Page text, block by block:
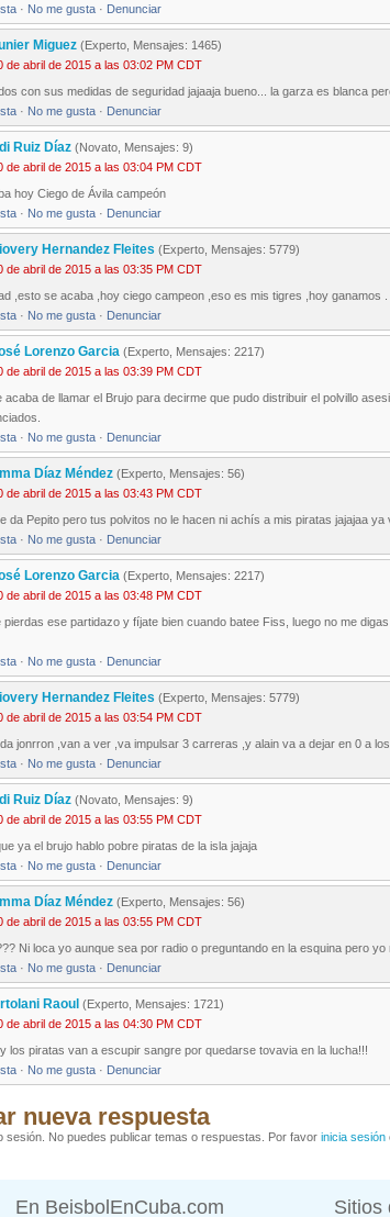
· No me gusta · Denunciar
Miguez (Experto, Mensajes: 1465)
de abril de 2015 a las 03:02 PM CDT
con sus medidas de seguridad jajaaja bueno... la garza es blanca
· No me gusta · Denunciar
Ruiz Díaz (Novato, Mensajes: 9)
de abril de 2015 a las 03:04 PM CDT
hoy Ciego de Ávila campeón
· No me gusta · Denunciar
Hernandez Fleites (Experto, Mensajes: 5779)
de abril de 2015 a las 03:35 PM CDT
,esto se acaba ,hoy ciego campeon ,eso es mis tigres ,hoy ganamos .
· No me gusta · Denunciar
Lorenzo Garcia (Experto, Mensajes: 2217)
de abril de 2015 a las 03:39 PM CDT
acaba de llamar el Brujo para decirme que pudo distribuir el polvillo
· No me gusta · Denunciar
Díaz Méndez (Experto, Mensajes: 56)
de abril de 2015 a las 03:43 PM CDT
da Pepito pero tus polvitos no le hacen ni achís a mis piratas jajajaa ya
· No me gusta · Denunciar
Lorenzo Garcia (Experto, Mensajes: 2217)
de abril de 2015 a las 03:48 PM CDT
pierdas ese partidazo y fíjate bien cuando batee Fiss, luego no me
· No me gusta · Denunciar
Hernandez Fleites (Experto, Mensajes: 5779)
de abril de 2015 a las 03:54 PM CDT
jonrron ,van a ver ,va impulsar 3 carreras ,y alain va a dejar en 0 a
· No me gusta · Denunciar
Ruiz Díaz (Novato, Mensajes: 9)
de abril de 2015 a las 03:55 PM CDT
ya el brujo hablo pobre piratas de la isla jajaja
· No me gusta · Denunciar
Díaz Méndez (Experto, Mensajes: 56)
de abril de 2015 a las 03:55 PM CDT
Ni loca yo aunque sea por radio o preguntando en la esquina pero
· No me gusta · Denunciar
Raoul (Experto, Mensajes: 1721)
de abril de 2015 a las 04:30 PM CDT
los piratas van a escupir sangre por quedarse tovavia en la lucha!!!
· No me gusta · Denunciar
nueva respuesta
sesión. No puedes publicar temas o respuestas. Por favor inicia sesión
En BeisbolEnCuba.com Sitios